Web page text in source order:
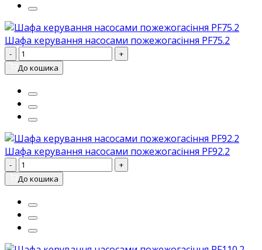
Шафа керування насосами пожежогасіння PF75.2
-
+
До кошика
Шафа керування насосами пожежогасіння PF92.2
-
+
До кошика